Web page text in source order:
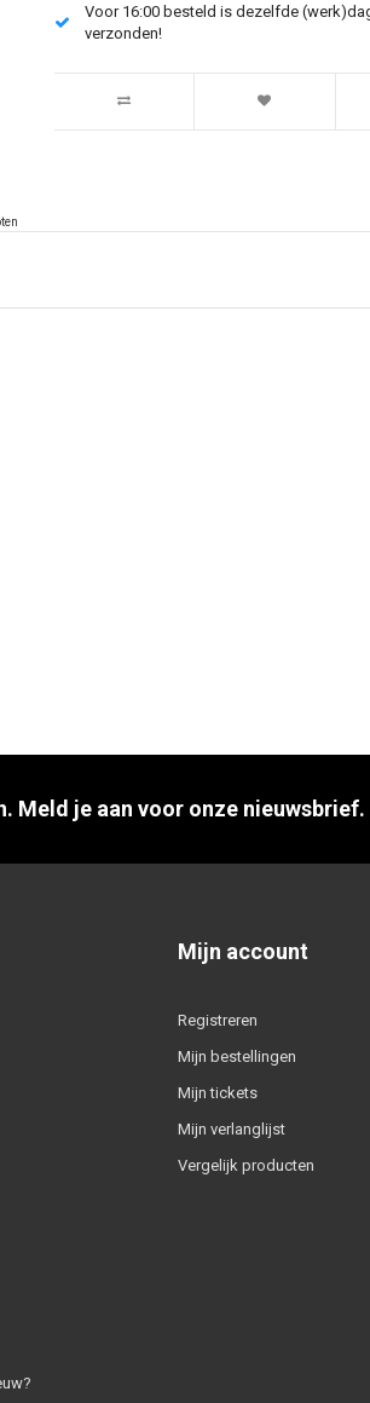
Voor 16:00 besteld is dezelfde
verzonden!
Meld je aan voor onze nieuwsbrief.
Mijn account
Registreren
Mijn bestellingen
Mijn tickets
Mijn verlanglijst
Vergelijk producten